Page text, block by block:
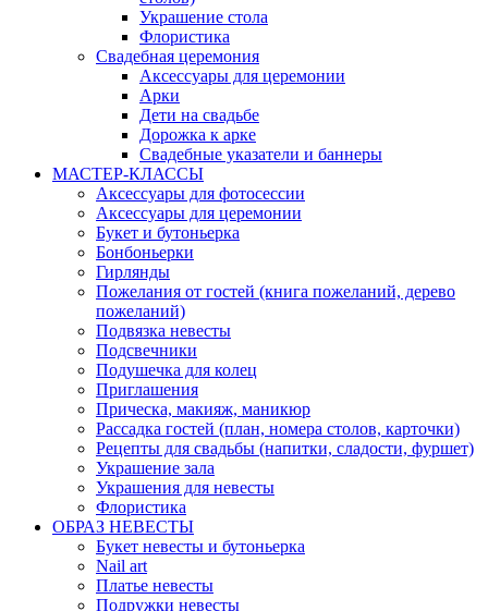
Украшение стола
Флористика
Свадебная церемония
Аксессуары для церемонии
Арки
Дети на свадьбе
Дорожка к арке
Свадебные указатели и баннеры
МАСТЕР-КЛАССЫ
Аксессуары для фотосессии
Аксессуары для церемонии
Букет и бутоньерка
Бонбоньерки
Гирлянды
Пожелания от гостей (книга пожеланий, дерево
пожеланий)
Подвязка невесты
Подсвечники
Подушечка для колец
Приглашения
Прическа, макияж, маникюр
Рассадка гостей (план, номера столов, карточки)
Рецепты для свадьбы (напитки, сладости, фуршет)
Украшение зала
Украшения для невесты
Флористика
ОБРАЗ НЕВЕСТЫ
Букет невесты и бутоньерка
Nail art
Платье невесты
Подружки невесты